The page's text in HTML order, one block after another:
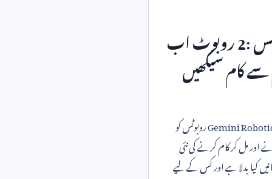
2:روبوٹ اب
کام سیکھیں
Geminiروبوٹس کو
اور مل کر کام کرنے کی نئی
کیا بدلا ہے اور کس کے لیے